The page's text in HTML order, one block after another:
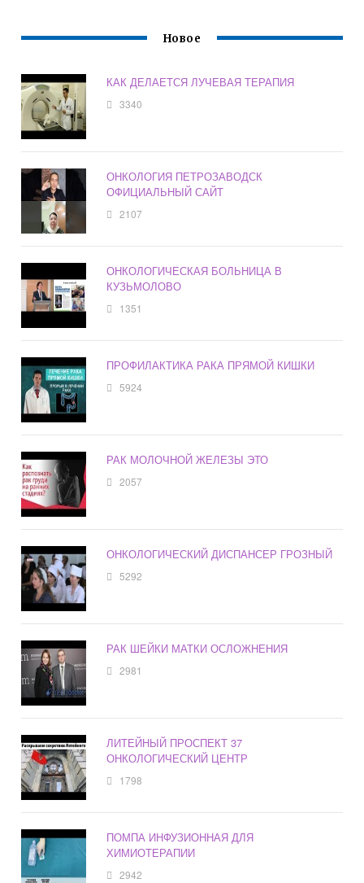
Новое
КАК ДЕЛАЕТСЯ ЛУЧЕВАЯ ТЕРАПИЯ
3340
ОНКОЛОГИЯ ПЕТРОЗАВОДСК
ОФИЦИАЛЬНЫЙ САЙТ
2107
ОНКОЛОГИЧЕСКАЯ БОЛЬНИЦА В
КУЗЬМОЛОВО
1351
ПРОФИЛАКТИКА РАКА ПРЯМОЙ КИШКИ
5924
РАК МОЛОЧНОЙ ЖЕЛЕЗЫ ЭТО
2057
ОНКОЛОГИЧЕСКИЙ ДИСПАНСЕР ГРОЗНЫЙ
5292
РАК ШЕЙКИ МАТКИ ОСЛОЖНЕНИЯ
2981
ЛИТЕЙНЫЙ ПРОСПЕКТ 37
ОНКОЛОГИЧЕСКИЙ ЦЕНТР
1798
ПОМПА ИНФУЗИОННАЯ ДЛЯ
ХИМИОТЕРАПИИ
2942